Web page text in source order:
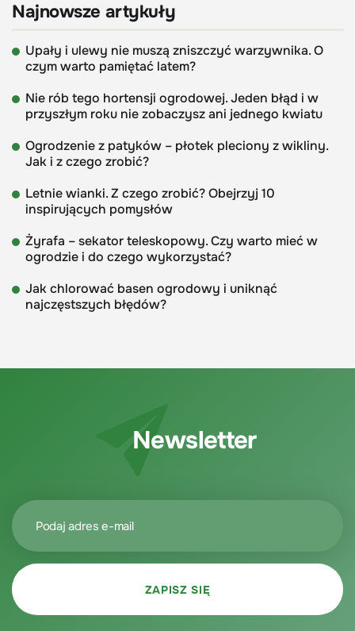
Najnowsze artykuły
Upały i ulewy nie muszą zniszczyć warzywnika. O
czym warto pamiętać latem?
Nie rób tego hortensji ogrodowej. Jeden błąd i w
przyszłym roku nie zobaczysz ani jednego kwiatu
Ogrodzenie z patyków – płotek pleciony z wikliny.
Jak i z czego zrobić?
Letnie wianki. Z czego zrobić? Obejrzyj 10
inspirujących pomysłów
Żyrafa – sekator teleskopowy. Czy warto mieć w
ogrodzie i do czego wykorzystać?
Jak chlorować basen ogrodowy i uniknąć
najczęstszych błędów?
Newsletter